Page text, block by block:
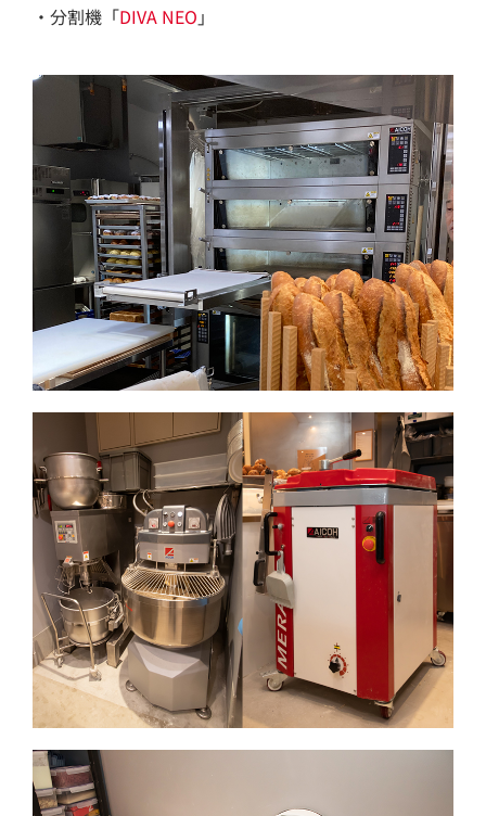
・分割機「DIVA NEO 」